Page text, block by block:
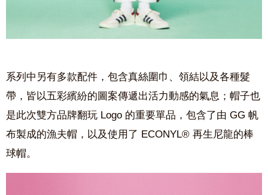
系列中另有多款配件，包含真絲圍巾、領結以及各種髮
帶，皆以五彩繽紛的圖案傳遞出活力動感的氣息；帽子也
是此次雙方品牌翻玩 Logo 的重要單品，包含了由 GG 帆
布製成的漁夫帽，以及使用了 ECONYL® 再生尼龍的棒
球帽。